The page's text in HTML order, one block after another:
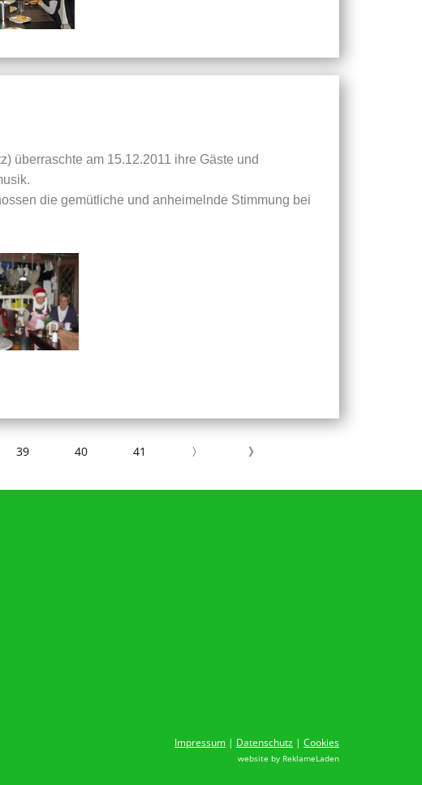
überraschte am 15.12.2011 ihre Gäste und
die gemütliche und anheimelnde Stimmung bei
39 40 41 〉 》
Impressum | Datenschutz | Cookies
website by ReklameLaden